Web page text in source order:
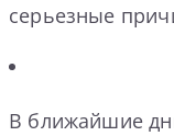
серьезные
В ближайшие